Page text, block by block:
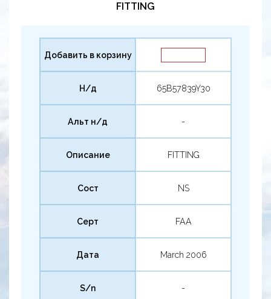
FITTING
Добавить в корзину
Н/д 65B57839Y30
Альт н/д -
Описание FITTING
Сост NS
Серт FAA
Дата March 2006
S/n -